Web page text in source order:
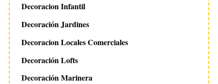
Decoracion Infantil
Decoración Jardines
Decoracion Locales Comerciales
Decoración Lofts
Decoración Marinera